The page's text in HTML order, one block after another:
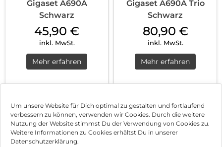
Um unsere Website für Dich optimal zu gestalten und fortlaufend
verbessern zu können, verwenden wir Cookies. Durch die weitere
Nutzung der Website stimmst Du der Verwendung von Cookies zu.
Weitere Informationen zu Cookies erhältst Du in unserer
Datenschutzerklärung.
Gigaset A690A
Schwarz
45,90 €
inkl. MwSt.
Mehr erfahren
Gigaset A690A Trio
Schwarz
80,90 €
inkl. MwSt.
Mehr erfahren
1 2 3 … 5 Nächste
Impressum